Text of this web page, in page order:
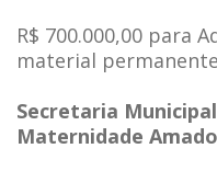
R$ 700.000,00 para
material
Secretaria
Maternidade